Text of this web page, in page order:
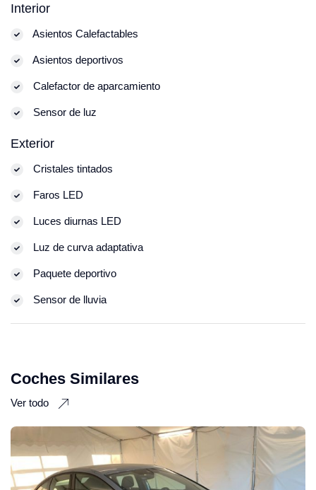
Interior
Asientos Calefactables
Asientos deportivos
Calefactor de aparcamiento
Sensor de luz
Exterior
Cristales tintados
Faros LED
Luces diurnas LED
Luz de curva adaptativa
Paquete deportivo
Sensor de lluvia
Coches Similares
Ver todo